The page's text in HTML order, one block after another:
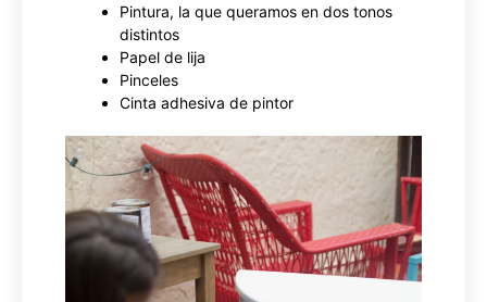
Pintura, la que queramos en dos tonos
distintos
Papel de lija
Pinceles
Cinta adhesiva de pintor